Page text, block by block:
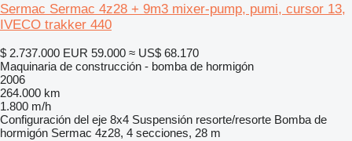
Sermac Sermac 4z28 + 9m3 mixer-pump, pumi, cursor 13,
IVECO trakker 440
$ 2.737.000 EUR 59.000 ≈ US$ 68.170
Maquinaria de construcción - bomba de hormigón
2006
264.000 km
1.800 m/h
Configuración del eje 8x4 Suspensión resorte/resorte Bomba de
hormigón Sermac 4z28, 4 secciones, 28 m